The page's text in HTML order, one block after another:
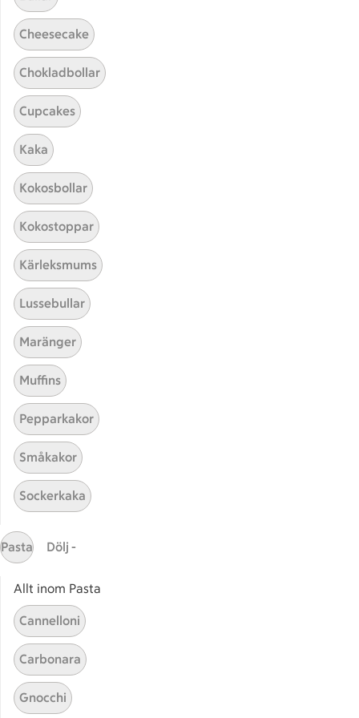
Hittade inget recept
Testa att söka på något nytt, eller ta bort något av
Husmanskost
Här hittar du alla goda recept du har sparat och
Start
Cheesecake
Chokladbollar
Cupcakes
Kaka
Kokosbollar
Kokostoppar
Kärleksmums
Lussebullar
Maränger
Muffins
Pepparkakor
Småkakor
Sockerkaka
Pasta Dölj -
Allt inom Pasta
Cannelloni
Carbonara
Gnocchi